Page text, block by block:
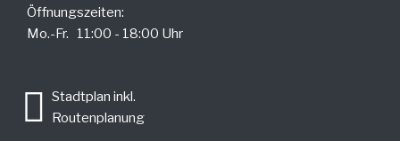
Öffnungszeiten:
Mo.-Fr. 11:00 - 18:00 Uhr
Stadtplan inkl.
Routenplanung